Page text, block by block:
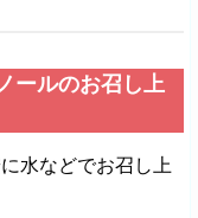
ールのお召し上
水などでお召し上